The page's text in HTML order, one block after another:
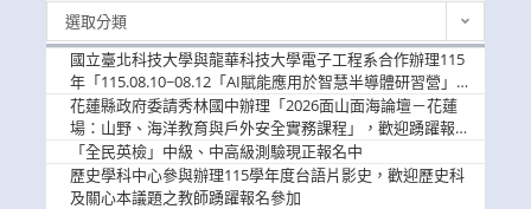
選取分類
國立臺北科技大學與龍華科技大學電子工程系合作辦理115
年「115.08.10~08.12「AI賦能應用於智慧半導體研習營」，
歡迎學生踴躍報名參加
花蓮縣政府委請秀林國中辦理「2026面山面海論壇－花蓮
場：山野、海洋教育與戶外安全實務課程」，歡迎踴躍報名
參加
「全民英檢」中級、中高級測驗現正報名中
歷史學科中心參與辦理115學年度台語片影史，歡迎歷史科
及關心本議題之教師踴躍報名參加